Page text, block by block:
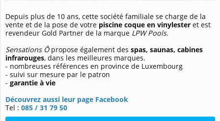
Depuis plus de 10 ans, cette société familiale se charge de la
vente et de la pose de votre piscine coque en vinylester et est
revendeur Gold Partner de la marque LPW Pools.
Sensations Ôpropose également des spas, saunas, cabines
infrarouges, dans les meilleures marques.
- nombreuses références en province de Luxembourg
- suivi sur mesure par le patron
- garantie à vie
Découvrez aussi leur page Facebook
Tel : 085 / 31 79 50